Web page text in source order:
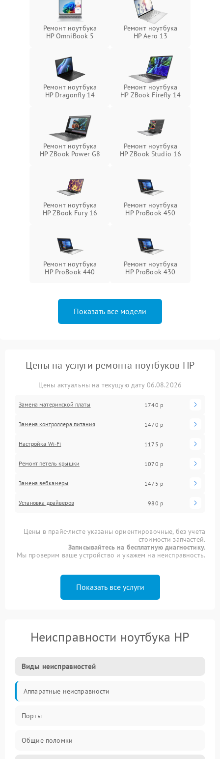
Ремонт ноутбука
HP OmniBook 5
Ремонт ноутбука
HP Aero 13
Ремонт ноутбука
HP Dragonfly 14
Ремонт ноутбука
HP ZBook Firefly 14
Ремонт ноутбука
HP ZBook Power G8
Ремонт ноутбука
HP ZBook Studio 16
Ремонт ноутбука
HP ZBook Fury 16
Ремонт ноутбука
HP ProBook 450
Ремонт ноутбука
HP ProBook 440
Ремонт ноутбука
HP ProBook 430
Показать все модели
Цены на услуги ремонта ноутбуков HP
Цены актуальны на текущую дату 06.08.2026
Замена материнской платы 1740 р
Замена контроллера питания 1470 р
Настройка Wi-Fi 1175 р
Ремонт петель крышки 1070 р
Замена вебкамеры 1475 р
Установка драйверов 980 р
Цены в прайс-листе указаны ориентировочные, без учета
стоимости запчастей.
Записывайтесь на бесплатную диагностику.
Мы проверим ваше устройство и укажем на неисправность.
Показать все услуги
Неисправности ноутбука HP
Виды неисправностей
Аппаратные неисправности
Порты
Общие поломки